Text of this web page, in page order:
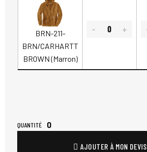
BRN-211-
BRN/CARHARTT
BROWN (Marron)
QUANTITÉ 0
AJOUTER À MON DEVIS